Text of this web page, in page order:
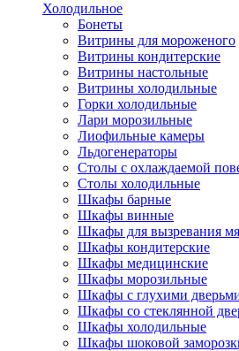
Холодильное
Бонеты
Витрины для мороженого
Витрины кондитерские
Витрины настольные
Витрины холодильные
Горки холодильные
Лари морозильные
Лиофильные камеры
Льдогенераторы
Столы с охлаждаемой
Столы холодильные
Шкафы барные
Шкафы винные
Шкафы для вызревания
Шкафы кондитерские
Шкафы медицинские
Шкафы морозильные
Шкафы с глухими
Шкафы со стеклянной
Шкафы холодильные
Шкафы шоковой